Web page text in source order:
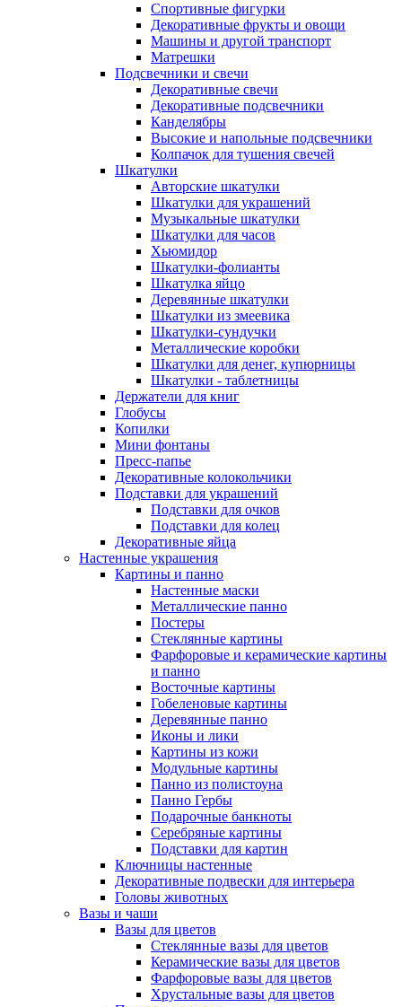
Спортивные фигурки
Декоративные фрукты и овощи
Машины и другой транспорт
Матрешки
Подсвечники и свечи
Декоративные свечи
Декоративные подсвечники
Канделябры
Высокие и напольные подсвечники
Колпачок для тушения свечей
Шкатулки
Авторские шкатулки
Шкатулки для украшений
Музыкальные шкатулки
Шкатулки для часов
Хьюмидор
Шкатулки-фолианты
Шкатулка яйцо
Деревянные шкатулки
Шкатулки из змеевика
Шкатулки-сундучки
Металлические коробки
Шкатулки для денег, купюрницы
Шкатулки - таблетницы
Держатели для книг
Глобусы
Копилки
Мини фонтаны
Пресс-папье
Декоративные колокольчики
Подставки для украшений
Подставки для очков
Подставки для колец
Декоративные яйца
Настенные украшения
Картины и панно
Настенные маски
Металлические панно
Постеры
Стеклянные картины
Фарфоровые и керамические картины
и панно
Восточные картины
Гобеленовые картины
Деревянные панно
Иконы и лики
Картины из кожи
Модульные картины
Панно из полистоуна
Панно Гербы
Подарочные банкноты
Серебряные картины
Подставки для картин
Ключницы настенные
Декоративные подвески для интерьера
Головы животных
Вазы и чаши
Вазы для цветов
Стеклянные вазы для цветов
Керамические вазы для цветов
Фарфоровые вазы для цветов
Хрустальные вазы для цветов